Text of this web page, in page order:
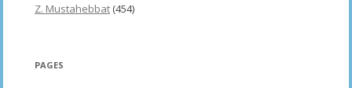
Z. Mustahebbat (454)
PAGES